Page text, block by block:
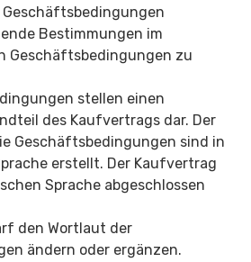
Bestimmungen im
Geschäftsbedin­gungen zu
stellen einen
des Kaufvertrags dar. Der
Geschäftsbedin­gungen sind in
erstellt. Der Kaufvertrag
Sprache abgeschlossen
den Wortlaut der
ändern oder ergänzen.